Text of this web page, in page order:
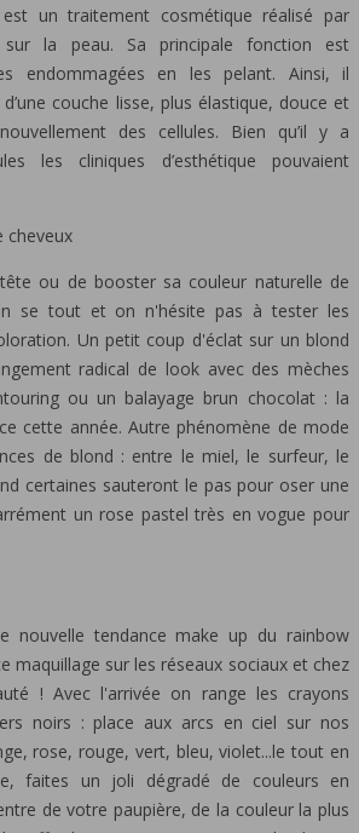
un traitement cosmétique réalisé par
sur la peau. Sa principale fonction est
endommagées en les pelant. Ainsi, il
couche lisse, plus élastique, douce et
des cellules. Bien qu’il y a
les cliniques d’esthétique pouvaient
cheveux
ou de booster sa couleur naturelle de
se tout et on n'hésite pas à tester les
Un petit coup d'éclat sur un blond
radical de look avec des mèches
ou un balayage brun chocolat : la
cette année. Autre phénomène de mode
de blond : entre le miel, le surfeur, le
certaines sauteront le pas pour oser une
un rose pastel très en vogue pour
nouvelle tendance make up du rainbow
maquillage sur les réseaux sociaux et chez
! Avec l'arrivée on range les crayons
noirs : place aux arcs en ciel sur nos
rose, rouge, vert, bleu, violet...le tout en
faites un joli dégradé de couleurs en
de votre paupière, de la couleur la plus